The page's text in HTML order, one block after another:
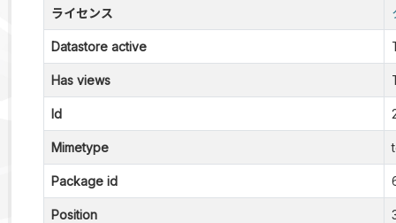
ライセンス
Datastore active
Has views
Id
Mimetype
Package id
Position